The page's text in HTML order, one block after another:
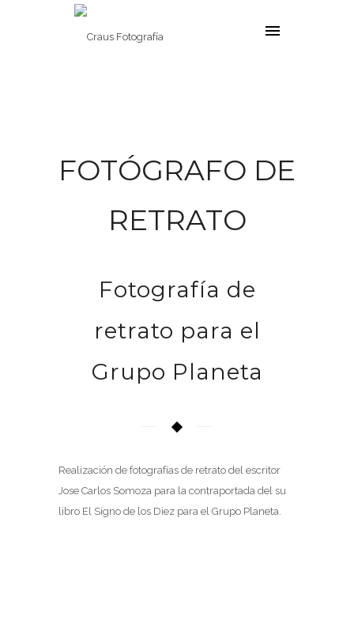
FOTÓGRAFO DE
RETRATO
Fotografía de
retrato para el
Grupo Planeta
Realización de fotografías de retrato del escritor
Jose Carlos Somoza para la contraportada del su
libro El Signo de los Diez para el Grupo Planeta.